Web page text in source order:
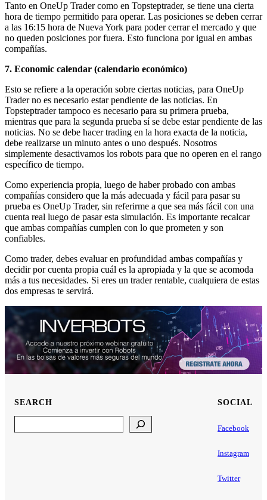
Tanto en OneUp Trader como en Topsteptrader, se tiene una cierta
hora de tiempo permitido para operar. Las posiciones se deben cerrar
a las 16:15 hora de Nueva York para poder cerrar el mercado y que
no queden posiciones por fuera. Esto funciona por igual en ambas
compañías.
7. Economic calendar (calendario económico)
Esto se refiere a la operación sobre ciertas noticias, para OneUp
Trader no es necesario estar pendiente de las noticias. En
Topsteptrader tampoco es necesario para su primera prueba,
mientras que para la segunda prueba sí se debe estar pendiente de las
noticias. No se debe hacer trading en la hora exacta de la noticia,
debe realizarse un minuto antes o uno después. Nosotros
simplemente desactivamos los robots para que no operen en el rango
específico de tiempo.
Como experiencia propia, luego de haber probado con ambas
compañías considero que la más adecuada y fácil para pasar su
prueba es OneUp Trader, sin referirme a que sea más fácil con una
cuenta real luego de pasar esta simulación. Es importante recalcar
que ambas compañías cumplen con lo que prometen y son
confiables.
Como trader, debes evaluar en profundidad ambas compañías y
decidir por cuenta propia cuál es la apropiada y la que se acomoda
más a tus necesidades. Si eres un trader rentable, cualquiera de estas
dos empresas te servirá.
SEARCH SOCIAL
Facebook
Instagram
Twitter